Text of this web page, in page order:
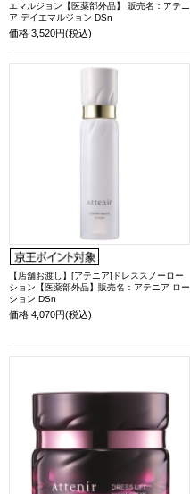
エマルジョン【医薬部外品】 販売名：アテニ
ア デイエマルジョン DSn
価格 3,520円(税込)
【店舗お渡し】[アテニア]ドレススノーロー
ション【医薬部外品】販売名：アテニア ロー
ション DSn
価格 4,070円(税込)